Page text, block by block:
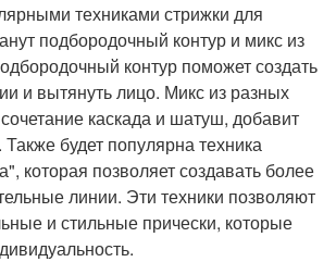
техниками стрижки для
подбородочный контур и микс из
контур поможет создать
и вытянуть лицо. Микс из разных
сочетание каскада и шатуш, добавит
Также будет популярна техника
которая позволяет создавать более
линии. Эти техники позволяют
и стильные прически, которые